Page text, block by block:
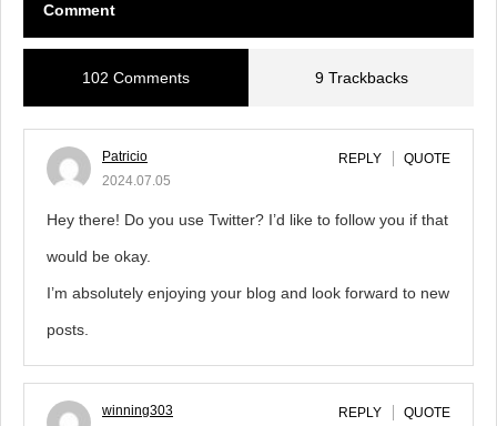
Comment
102 Comments 9 Trackbacks
Patricio
2024.07.05
REPLY QUOTE
Hey there! Do you use Twitter? I’d like to follow you if that
would be okay.
I’m absolutely enjoying your blog and look forward to new
posts.
winning303
REPLY QUOTE